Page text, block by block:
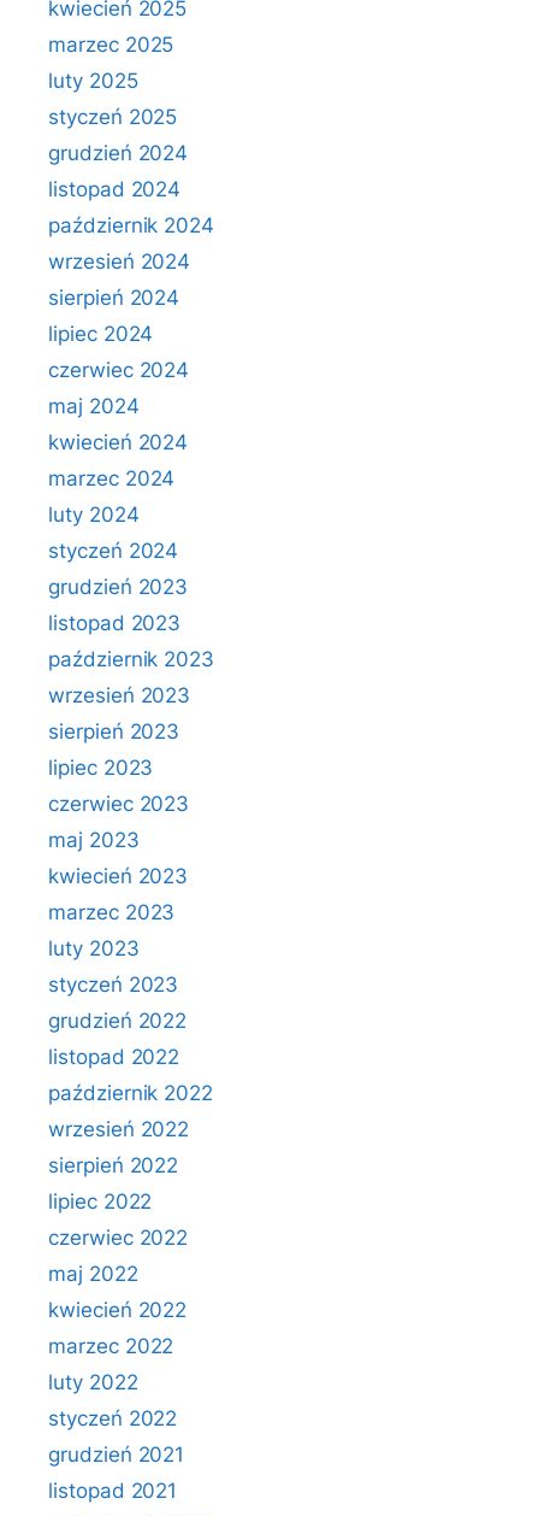
kwiecień 2025
marzec 2025
luty 2025
styczeń 2025
grudzień 2024
listopad 2024
październik 2024
wrzesień 2024
sierpień 2024
lipiec 2024
czerwiec 2024
maj 2024
kwiecień 2024
marzec 2024
luty 2024
styczeń 2024
grudzień 2023
listopad 2023
październik 2023
wrzesień 2023
sierpień 2023
lipiec 2023
czerwiec 2023
maj 2023
kwiecień 2023
marzec 2023
luty 2023
styczeń 2023
grudzień 2022
listopad 2022
październik 2022
wrzesień 2022
sierpień 2022
lipiec 2022
czerwiec 2022
maj 2022
kwiecień 2022
marzec 2022
luty 2022
styczeń 2022
grudzień 2021
listopad 2021